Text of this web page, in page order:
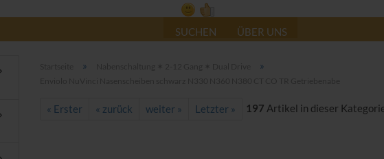
SUCHEN ÜBER UNS
» »
« Erster « zurück weiter » Letzter » 197 Artikel in dieser